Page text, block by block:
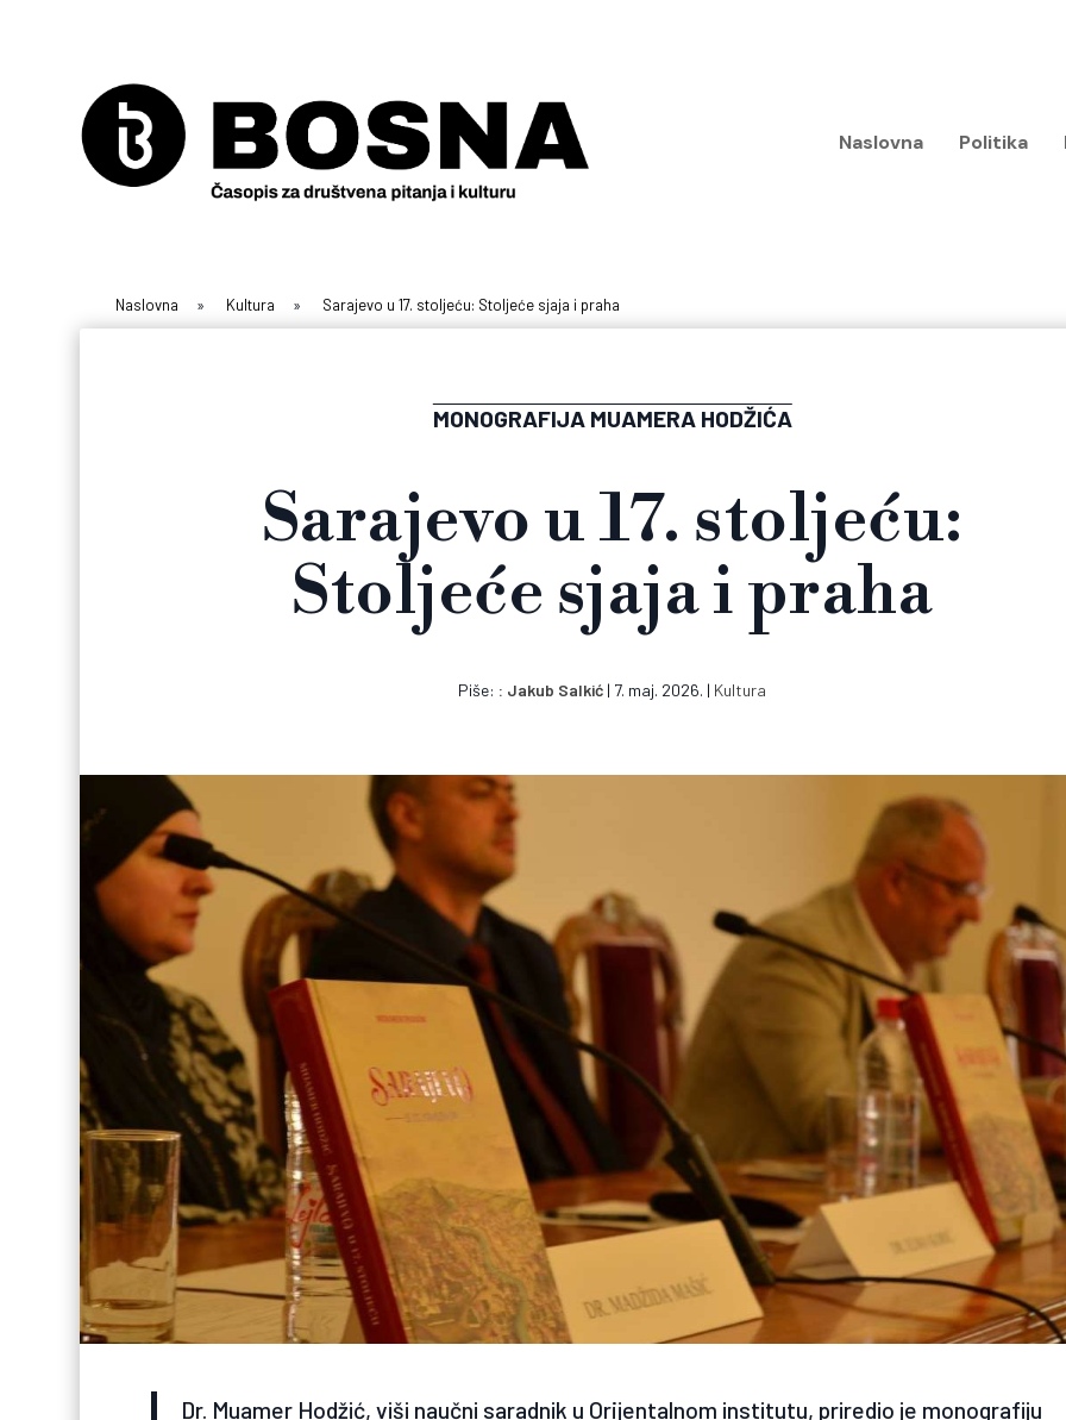
Naslovna Politika
Naslovna » Kultura » Sarajevo u 17. stoljeću: Stoljeće sjaja i praha
MONOGRAFIJA MUAMERA HODŽIĆA
Sarajevo u 17. stoljeću:
Stoljeće sjaja i praha
Piše: Jakub Salkić | 7. maj. 2026. | Kultura
Dr. Muamer Hodžić, viši naučni saradnik u Orijentalnom institutu, priredio je monografiju